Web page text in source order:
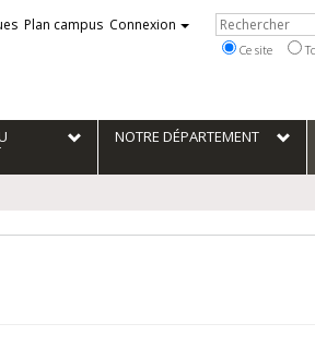
Plan campus Connexion
Ce site
NOTRE DÉPARTEMENT